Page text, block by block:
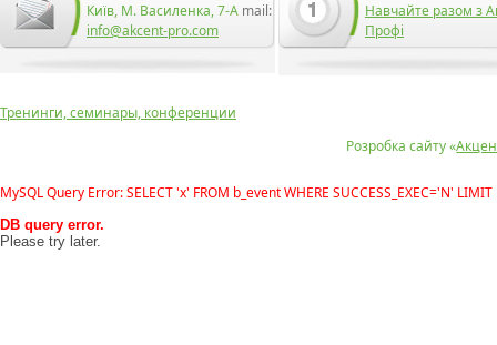
Київ, М. Василенка, 7-А mail:
info@akcent-pro.com
Навчайте разом з
Профі
Розробка сайту «
Тренинги, семинары, конференции
MySQL Query Error: SELECT 'x' FROM b_event WHERE SUCCESS_EXEC='N' LIMIT
DB query error.
Please try later.